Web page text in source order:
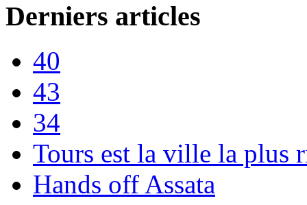
Derniers articles
40
43
34
Tours est la ville la plus
Hands off Assata